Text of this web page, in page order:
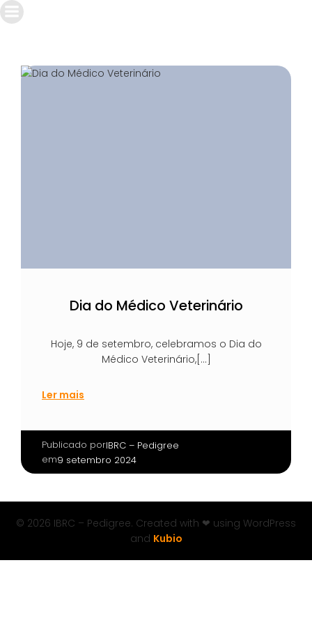
Dia do Médico Veterinário
Hoje, 9 de setembro, celebramos o Dia do
Médico Veterinário,[…]
Ler mais
Publicado porIBRC – Pedigree
em9 setembro 2024
© 2026 IBRC – Pedigree. Created with ❤ using WordPress
and Kubio